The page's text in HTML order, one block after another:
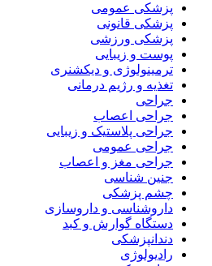
پزشکی عمومی
پزشکی قانونی
پزشکی ورزشی
پوست و زیبایی
ترمینولوژی و دیکشنری
تغذیه و رژیم درمانی
جراحی
جراحی اعصاب
جراحی پلاستیک و زیبایی
جراحی عمومی
جراحی مغز و اعصاب
جنین شناسی
چشم پزشکی
داروشناسی و داروسازی
دستگاه گوارش و کبد
دندانپزشکی
رادیولوژی